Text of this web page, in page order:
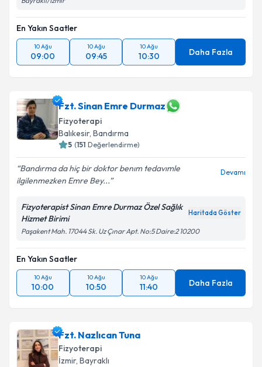
Takvim Talebini Gönder
En Yakın Saatler
10 Ağu
09:00
10 Ağu
09:45
10 Ağu
10:30 Daha Fazla
Fzt. Sinan Emre Durmaz
Fizyoterapi
Balıkesir, Bandırma
5 (151 Değerlendirme)
Bandırma da hiç bir doktor benım tedavımle
ilgilenmezken Emre Bey...
Devamı
Fizyoterapist Sinan Emre Durmaz Özel Sağlık
Hizmet Birimi
Haritada Göster
Paşakent Mah. 17044 Sk. Uz Çınar Apt. No:5 Daire:2 10200
En Yakın Saatler
10 Ağu
10:00
10 Ağu
10:50
10 Ağu
11:40 Daha Fazla
Fzt. Nazlıcan Tuna
Fizyoterapi
İzmir, Bayraklı